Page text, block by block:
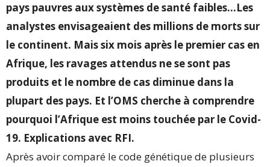
pays pauvres aux systèmes de santé faibles…Les
analystes envisageaient des millions de morts sur
le continent. Mais six mois après le premier cas en
Afrique, les ravages attendus ne se sont pas
produits et le nombre de cas diminue dans la
plupart des pays. Et l’OMS cherche à comprendre
pourquoi l’Afrique est moins touchée par le Covid-
19. Explications avec RFI.
Après avoir comparé le code génétique de plusieurs